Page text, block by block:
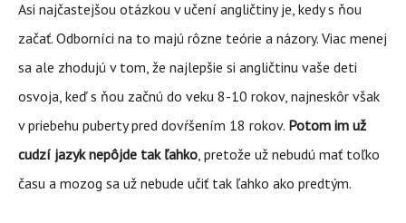
Asi najčastejšou otázkou v učení angličtiny je, kedy s ňou
začať. Odborníci na to majú rôzne teórie a názory. Viac menej
sa ale zhodujú v tom, že najlepšie si angličtinu vaše deti
osvoja, keď s ňou začnú do veku 8-10 rokov, najneskôr však
v priebehu puberty pred dovŕšením 18 rokov. Potom im už
cudzí jazyk nepôjde tak ľahko, pretože už nebudú mať toľko
času a mozog sa už nebude učiť tak ľahko ako predtým.